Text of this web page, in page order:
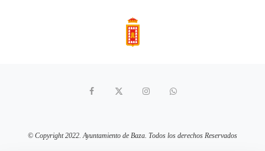
© Copyright 2022. Ayuntamiento de Baza. Todos los derechos Reservados